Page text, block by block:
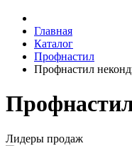
Главная
Каталог
Профнастил
Профнастил
Лидеры продаж